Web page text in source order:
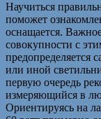
Научиться
поможет
оснащается.
совокупности с
предопределяется
или иной
первую очередь
измеряющийся в
Ориентируясь на